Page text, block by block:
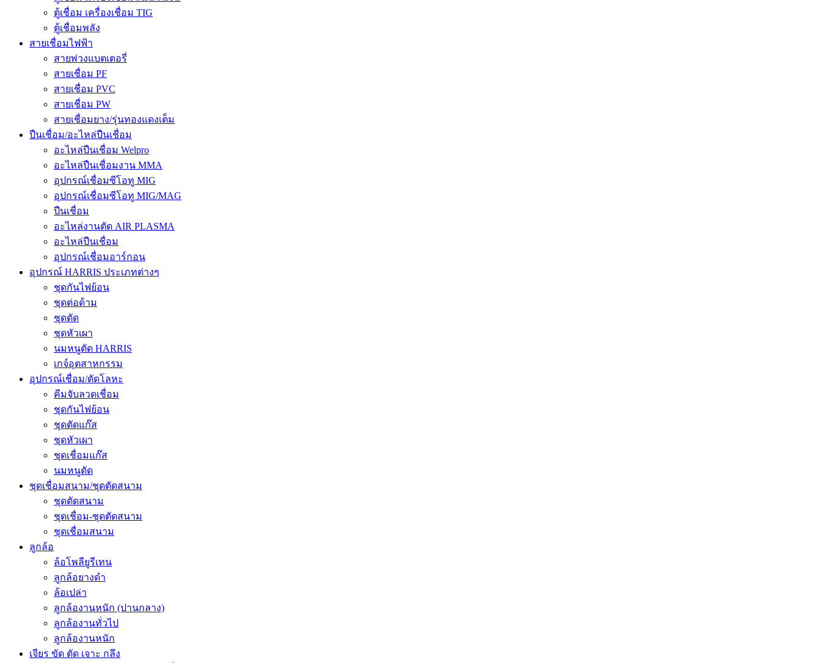
ตู้เชื่อม เครื่องเชื่อม TIG
ตู้เชื่อมพลัง
สายเชื่อมไฟฟ้า
สายพ่วงแบตเตอรี่
สายเชื่อม PF
สายเชื่อม PVC
สายเชื่อม PW
สายเชื่อมยาง/รุ่นทองแดงเต็ม
ปืนเชื่อม/อะไหล่ปืนเชื่อม
อะไหล่ปืนเชื่อม Welpro
อะไหล่ปืนเชื่อมงาน MMA
อุปกรณ์เชื่อมซีโอทู MIG
อุปกรณ์เชื่อมซีโอทู MIG/MAG
ปืนเชื่อม
อะไหล่งานตัด AIR PLASMA
อะไหล่ปืนเชื่อม
อุปกรณ์เชื่อมอาร์กอน
อุปกรณ์ HARRIS ประเภทต่างๆ
ชุดกันไฟย้อน
ชุดต่อด้าม
ชุดตัด
ชุดหัวเผา
นมหนูตัด HARRIS
เกจ์อุตสาหกรรม
อุปกรณ์เชื่อม/ตัดโลหะ
คีมจับลวดเชื่อม
ชุดกันไฟย้อน
ชุดตัดแก๊ส
ชุดหัวเผา
ชุดเชื่อมแก๊ส
นมหนูตัด
ชุดเชื่อมสนาม/ชุดตัดสนาม
ชุดตัดสนาม
ชุดเชื่อม-ชุดตัดสนาม
ชุดเชื่อมสนาม
ลูกล้อ
ล้อโพลียูรีเทน
ลูกล้อยางดำ
ล้อเปล่า
ลูกล้องานหนัก (ปานกลาง)
ลูกล้องานทั่วไป
ลูกล้องานหนัก
เจียร ขัด ตัด เจาะ กลึง